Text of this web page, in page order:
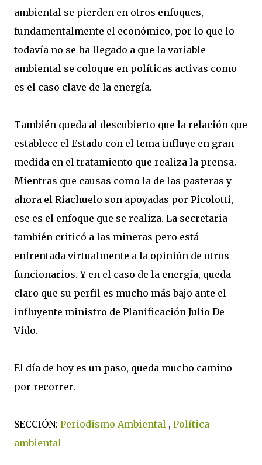
ambiental se pierden en otros enfoques,
fundamentalmente el económico, por lo que lo
todavía no se ha llegado a que la variable
ambiental se coloque en políticas activas como
es el caso clave de la energía.
También queda al descubierto que la relación que
establece el Estado con el tema influye en gran
medida en el tratamiento que realiza la prensa.
Mientras que causas como la de las pasteras y
ahora el Riachuelo son apoyadas por Picolotti,
ese es el enfoque que se realiza. La secretaria
también criticó a las mineras pero está
enfrentada virtualmente a la opinión de otros
funcionarios. Y en el caso de la energía, queda
claro que su perfil es mucho más bajo ante el
influyente ministro de Planificación Julio De
Vido.
El día de hoy es un paso, queda mucho camino
por recorrer.
SECCIÓN: Periodismo Ambiental , Política
ambiental